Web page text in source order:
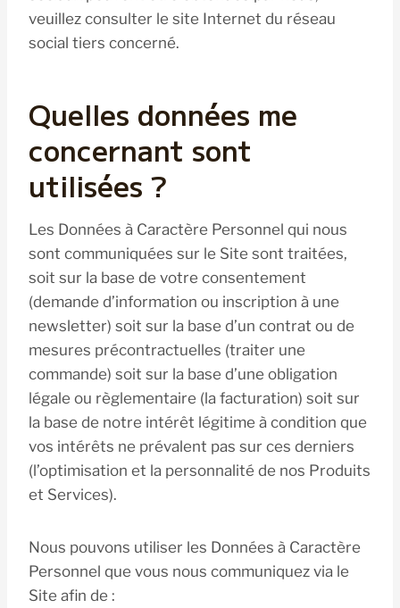
veuillez consulter le site Internet du réseau
social tiers concerné.
Quelles données me
concernant sont
utilisées ?
Les Données à Caractère Personnel qui nous
sont communiquées sur le Site sont traitées,
soit sur la base de votre consentement
(demande d’information ou inscription à une
newsletter) soit sur la base d’un contrat ou de
mesures précontractuelles (traiter une
commande) soit sur la base d’une obligation
légale ou règlementaire (la facturation) soit sur
la base de notre intérêt légitime à condition que
vos intérêts ne prévalent pas sur ces derniers
(l’optimisation et la personnalité de nos Produits
et Services).
Nous pouvons utiliser les Données à Caractère
Personnel que vous nous communiquez via le
Site afin de :